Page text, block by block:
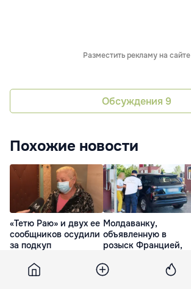
Разместить рекламу на сайте
Обсуждения 9
Похожие новости
«Тетю Раю» и двух ее
сообщников осудили
за подкуп
30 Июл. 20:44
Молдаванку,
объявленную в
розыск Францией,
румынской границе